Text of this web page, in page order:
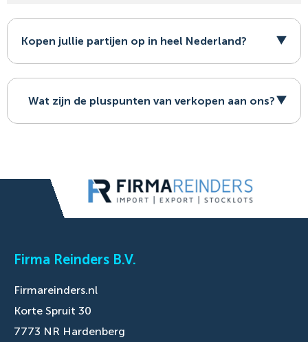
Kopen jullie partijen op in heel Nederland?
Wat zijn de pluspunten van verkopen aan ons?
Firma Reinders B.V.
Firmareinders.nl
Korte Spruit 30
7773 NR Hardenberg